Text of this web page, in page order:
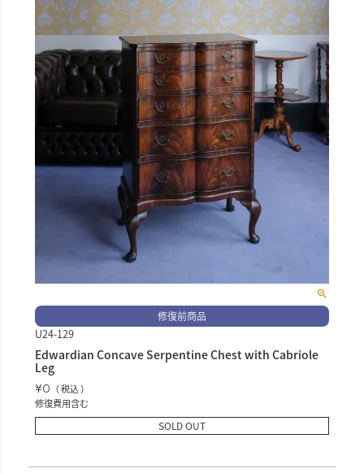
修復前商品
U24-129
Edwardian Concave Serpentine Chest with Cabriole
Leg
¥0
税込
修復費用含む
SOLD OUT